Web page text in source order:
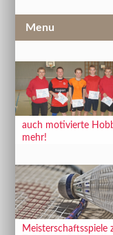
Menu
auch motivierte
mehr!
Meisterschaftsspiele